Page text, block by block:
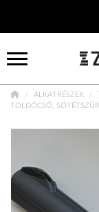
ALKATRÉSZEK
TOLDÓCSŐ,